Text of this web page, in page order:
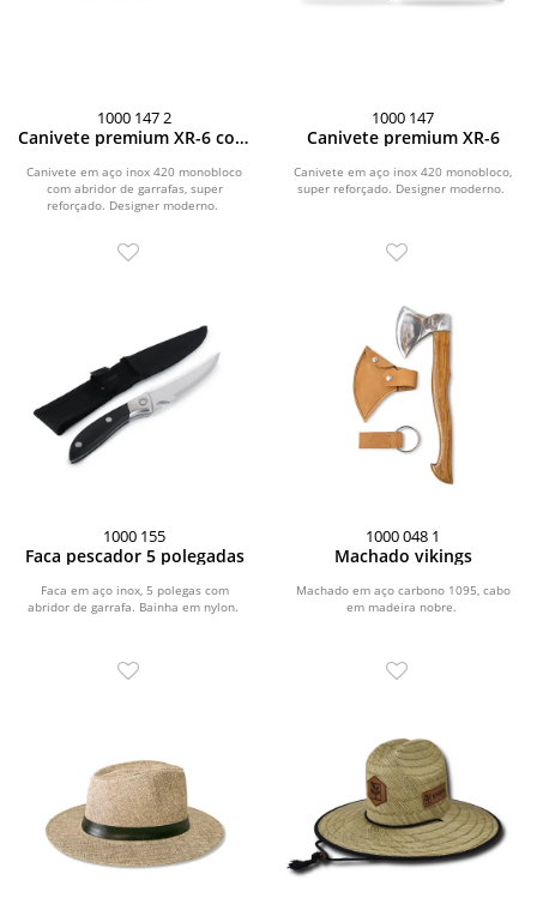
1000 147 2
Canivete premium XR-6 com
Canivete em aço inox 420 monobloco
com abridor de garrafas, super
reforçado. Designer moderno.
1000 147
Canivete premium XR-6
Canivete em aço inox 420 monobloco,
super reforçado. Designer moderno.
1000 155
Faca pescador 5 polegadas
Faca em aço inox, 5 polegas com
abridor de garrafa. Bainha em nylon.
1000 048 1
Machado vikings
Machado em aço carbono 1095, cabo
em madeira nobre.